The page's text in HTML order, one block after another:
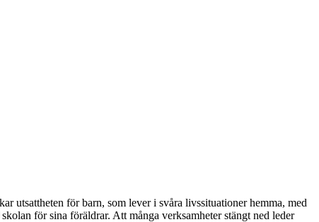
utsattheten för barn, som lever i svåra livssituationer hemma, med
för sina föräldrar. Att många verksamheter stängt ned leder